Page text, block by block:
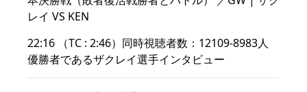
レイ VS KEN
22:16 （TC : 2:46）同時視聴者数：12109-8983人
優勝者であるザクレイ選手インタビュー